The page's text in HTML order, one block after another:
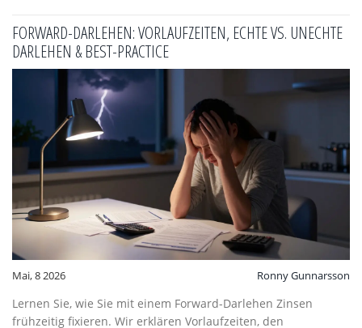
FORWARD-DARLEHEN: VORLAUFZEITEN, ECHTE VS. UNECHTE
DARLEHEN & BEST-PRACTICE
Mai, 8 2026 Ronny Gunnarsson
Lernen Sie, wie Sie mit einem Forward-Darlehen Zinsen
frühzeitig fixieren. Wir erklären Vorlaufzeiten, den